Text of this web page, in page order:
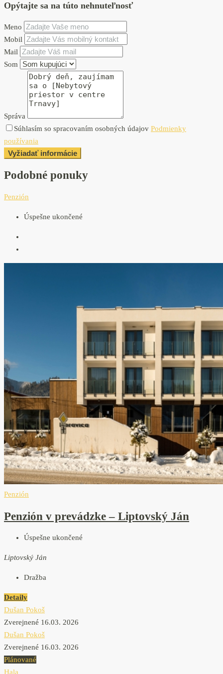
Opýtajte sa na túto nehnuteľnosť
Meno
Mobil
Mail
Som
Správa
Súhlasím so spracovaním osobných údajov Podmienky
používania
Vyžiadať informácie
Podobné ponuky
Penzión
Úspešne ukončené
Penzión
Penzión v prevádzke – Liptovský Ján
Úspešne ukončené
Liptovský Ján
Dražba
Detaily
Dušan Pokoš
Zverejnené 16.03. 2026
Dušan Pokoš
Zverejnené 16.03. 2026
Plánované
Hala